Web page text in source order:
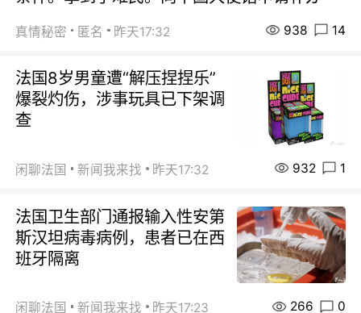
真情秘密 匿名 昨天17:32 938 14
法国8岁男童遭“解压捏捏乐”
爆裂灼伤，涉事玩具已下架调
查
闲聊法国 新闻我来找 昨天17:32 932 1
法国卫生部门通报输入性安第
斯汉坦病毒病例，患者已在西
班牙隔离
闲聊法国 新闻我来找 昨天17:23 266 0